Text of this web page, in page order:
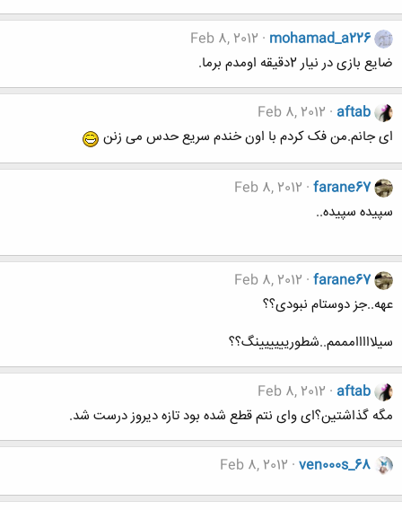
mohamad_a226
Feb 8, 2012
ضایع بازی در نیار 2دقیقه اومدم برما.
aftab
Feb 8, 2012
ای جانم.من فک کردم با اون خندم سریع حدس می زنن
farane67
Feb 8, 2012
سپیده سپیده..
farane67
Feb 8, 2012
عهه..جز دوستام نبودی؟؟
سیلااااامممم..شطوریییییینگ؟؟
aftab
Feb 8, 2012
مگه گذاشتین؟ای وای نتم قطع شده بود تازه دیروز درست شد.
ven000s_68
Feb 8, 2012